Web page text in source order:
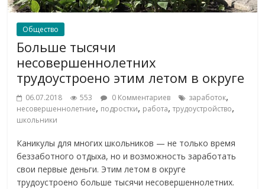
Общество
Больше тысячи
несовершеннолетних
трудоустроено этим летом в округе
06.07.2018 553 0 Комментариев заработок,
несовершеннолетние, подростки, работа,трудоустройство,
школьники
Каникулы для многих школьников — не только время
беззаботного отдыха, но и возможность заработать
свои первые деньги. Этим летом в округе
трудоустроено больше тысячи несовершеннолетних.